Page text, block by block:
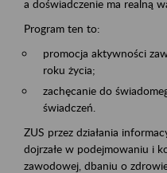
a doświadczenie ma realną
Program ten to:
promocja aktywności
roku życia;
zachęcanie do
świadczeń.
ZUS przez działania
dojrzałe w podejmowaniu i
zawodowej, dbaniu o